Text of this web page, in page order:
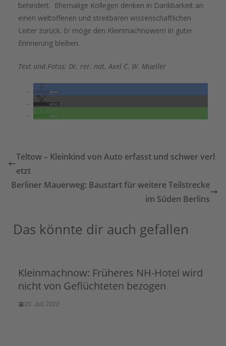
behindert. Ehemalige Kollegen denken in Dankbarkeit an
einen weltoffenen und streitbaren wissenschaftlichen
Leiter zurück. Er möge den Kleinmachnowern in guter
Erinnerung bleiben.
Text und Fotos: Dr. rer. nat. Axel C. W. Mueller
teilen
teilen
teilen
Teltow – Kleinkind von Auto erfasst und schwer verl
etzt
Berliner Mauerweg: Baustart für weitere Teilstrecke
im Süden Berlins
Das könnte dir auch gefallen
Kleinmachnow: Früheres NH-Hotel wird
nicht von Geflüchteten bezogen
20. Juli 2022